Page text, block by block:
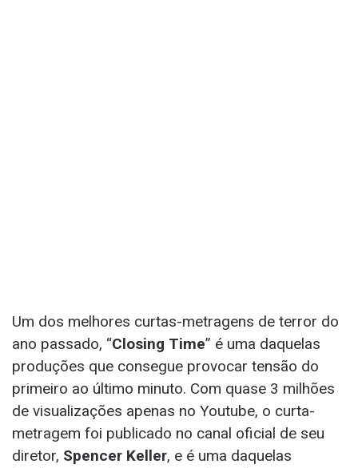
Um dos melhores curtas-metragens de terror do
ano passado, “Closing Time” é uma daquelas
produções que consegue provocar tensão do
primeiro ao último minuto. Com quase 3 milhões
de visualizações apenas no Youtube, o curta-
metragem foi publicado no canal oficial de seu
diretor, Spencer Keller, e é uma daquelas